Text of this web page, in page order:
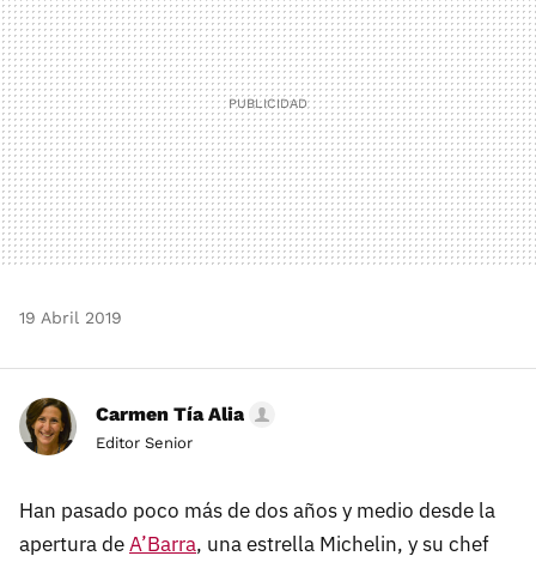
19 Abril 2019
Carmen Tía Alia
Editor Senior
Han pasado poco más de dos años y medio desde la
apertura deA’Barra, una estrella Michelin, y su chef